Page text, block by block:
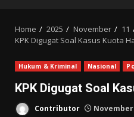
Home 2025 November
11
KPK Digugat Soal Kasus Kuota
Hukum & Kriminal Nasional
KPK Digugat Soal
Contributor November